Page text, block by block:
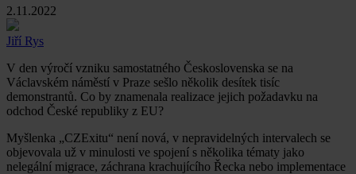
2.11.2022
Jiří Rys
V den výročí vzniku samostatného Československa se na
Václavském náměstí v Praze sešlo několik desítek tisíc
demonstrantů. Co by znamenala realizace jejich požadavku na
odchod České republiky z EU?
Myšlenka „CZExitu“ není nová, v nepravidelných intervalech se
objevovala už v minulosti ve spojení s několika tématy jako
nelegální migrace, záchrana krachujícího Řecka nebo implementace